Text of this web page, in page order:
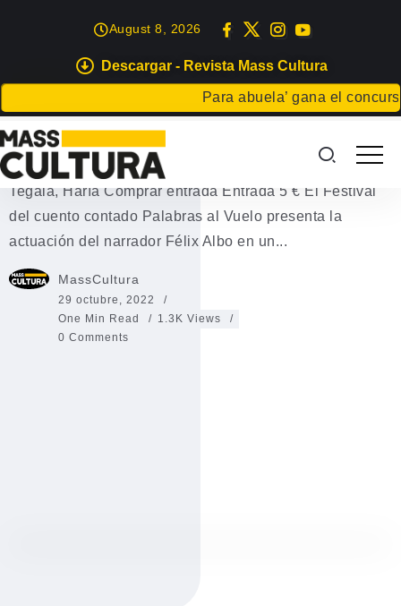
Descargar - Revista Mass Cultura
Para abuela’ gana el concurso
August 8, 2026
LETRAS
Narración oral en Haría
Zumbel Félix Albo Sábado 5 noviembre I 20 h La
Tegala, Haría Comprar entrada Entrada 5 € El Festival
del cuento contado Palabras al Vuelo presenta la
actuación del narrador Félix Albo en un...
MassCultura
29 octubre, 2022
One Min Read
1.3K Views
0 Comments